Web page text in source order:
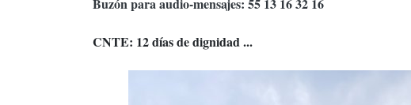
CNTE: 12 días de dignidad ...